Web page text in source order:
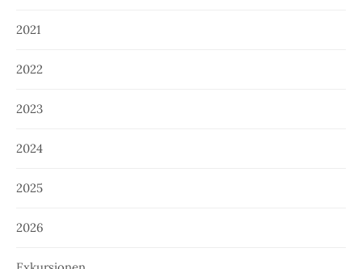
2021
2022
2023
2024
2025
2026